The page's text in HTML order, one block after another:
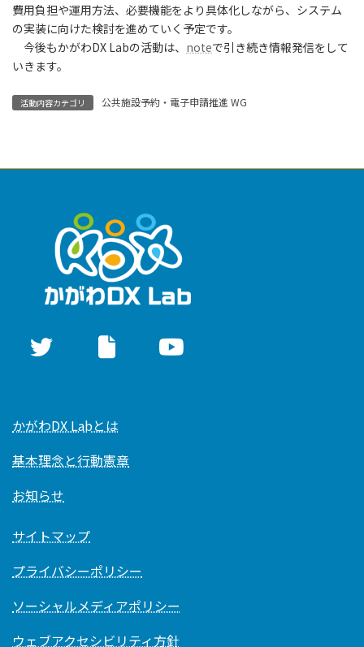
費用負担や運用方法、必要機能をより具体化しながら、システム
の実装に向けた検討を進めていく予定です。
今後もかがわDX Labの活動は、 noteで引き続き情報発信をして
いきます。
活動内容カテゴリ 公共施設予約・電子申請推進 WG
かがわDX Labとは
基本理念と行動憲章
お知らせ
サイトマップ
プライバシーポリシー
ソーシャルメディアポリシー
ウェブアクセシビリティ方針